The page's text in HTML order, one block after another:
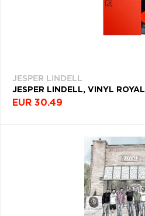
JESPER LINDELL
JESPER LINDELL, VINYL ROYAL
EUR 30.49